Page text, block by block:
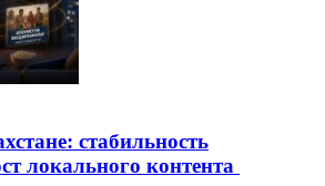
стабильность
локального контента